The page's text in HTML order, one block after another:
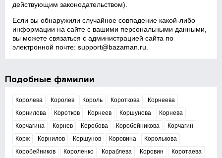
действующим законодательством).
Если вы обнаружили случайное совпадение какой‑либо
информации на сайте с вашими персональными данными,
вы можете связаться с администрацией сайта по
электронной почте:support@bazaman.ru
Подобные фамилии
Королева Королев Король Короткова
Корнеева
Корнилова
Коротков Корнеев Коршунова
Корнева
Корчагина
Корнев Коробова Коробейникова
Корчагин
Корж
Корнилов Коршунов Коровина
Королькова
Коробейников
Короленко Кораблева Коровин Коротаева